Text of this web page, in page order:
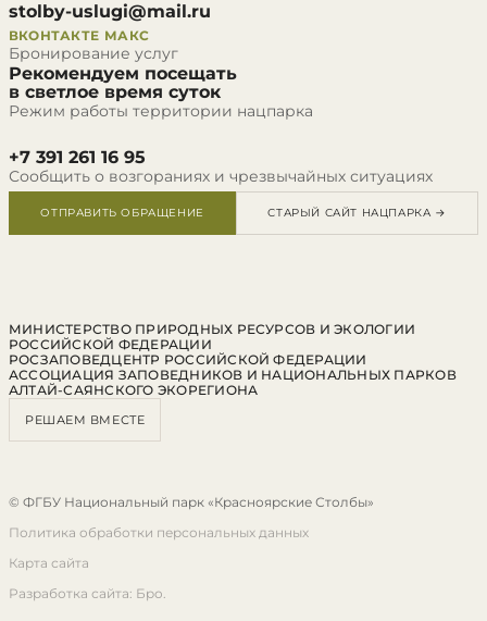
stolby-uslugi@mail.ru
ВКОНТАКТЕ МАКС
Бронирование услуг
Рекомендуем посещать
в светлое время суток
Режим работы территории нацпарка
+7 391 261 16 95
Сообщить о возгораниях и чрезвычайных ситуациях
ОТПРАВИТЬ ОБРАЩЕНИЕ СТАРЫЙ САЙТ НАЦПАРКА →
МИНИСТЕРСТВО ПРИРОДНЫХ РЕСУРСОВ И ЭКОЛОГИИ
РОССИЙСКОЙ ФЕДЕРАЦИИ
РОСЗАПОВЕДЦЕНТР РОССИЙСКОЙ ФЕДЕРАЦИИ
АССОЦИАЦИЯ ЗАПОВЕДНИКОВ И НАЦИОНАЛЬНЫХ ПАРКОВ
АЛТАЙ-САЯНСКОГО ЭКОРЕГИОНА
РЕШАЕМ ВМЕСТЕ
© ФГБУ Национальный парк «Красноярские Столбы»
Политика обработки персональных данных
Карта сайта
Разработка сайта: Бро.